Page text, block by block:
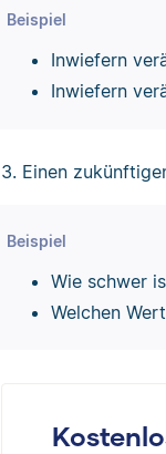
Beispiel
Inwiefern
Inwiefern
3. Einen
Beispiel
Wie schwer
Welchen